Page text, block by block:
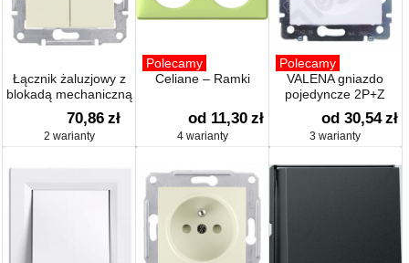
Łącznik żaluzjowy z
blokadą mechaniczną
70,86 zł
2 warianty
Polecamy
Celiane – Ramki
od 11,30 zł
4 warianty
Polecamy
VALENA gniazdo
pojedyncze 2P+Z
od 30,54 zł
3 warianty